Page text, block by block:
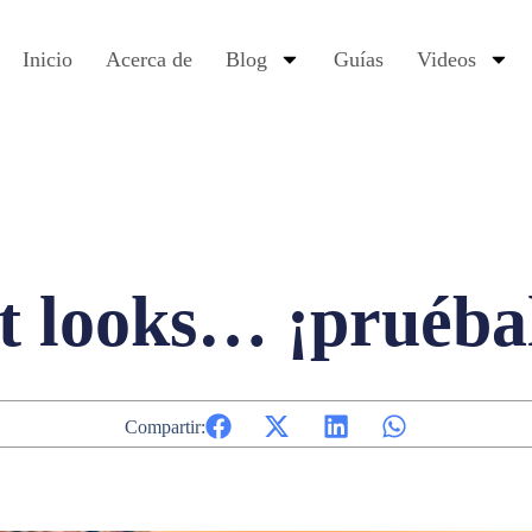
Inicio Acerca de Blog Guías Videos
looks…
Compartir: